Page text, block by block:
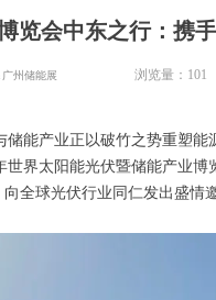
览会中东之行：携
州储能展 浏览量： 101
能产业正以破竹之势重塑
界太阳能光伏暨储能产业
向全球光伏行业同仁发出盛情